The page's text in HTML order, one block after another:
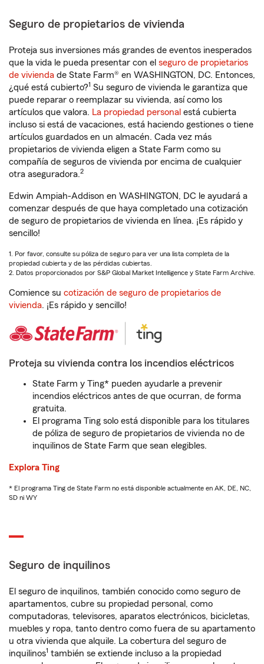
Seguro de propietarios de vivienda
Proteja sus inversiones más grandes de eventos inesperados
que la vida le pueda presentar con el seguro de propietarios
de vivienda de State Farm® en WASHINGTON, DC. Entonces,
¿qué está cubierto?1 Su seguro de vivienda le garantiza que
puede reparar o reemplazar su vivienda, así como los
artículos que valora. La propiedad personal está cubierta
incluso si está de vacaciones, está haciendo gestiones o tiene
artículos guardados en un almacén. Cada vez más
propietarios de vivienda eligen a State Farm como su
compañía de seguros de vivienda por encima de cualquier
otra aseguradora.2
Edwin Ampiah-Addison en WASHINGTON, DC le ayudará a
comenzar después de que haya completado una cotización
de seguro de propietarios de vivienda en línea. ¡Es rápido y
sencillo!
1. Por favor, consulte su póliza de seguro para ver una lista completa de la
propiedad cubierta y de las pérdidas cubiertas.
2. Datos proporcionados por S&P Global Market Intelligence y State Farm Archive.
Comience su cotización de seguro de propietarios de
vivienda. ¡Es rápido y sencillo!
Proteja su vivienda contra los incendios eléctricos
State Farm y Ting* pueden ayudarle a prevenir
incendios eléctricos antes de que ocurran, de forma
gratuita.
El programa Ting solo está disponible para los titulares
de póliza de seguro de propietarios de vivienda no de
inquilinos de State Farm que sean elegibles.
Explora Ting
* El programa Ting de State Farm no está disponible actualmente en AK, DE, NC,
SD ni WY
Seguro de inquilinos
El seguro de inquilinos, también conocido como seguro de
apartamentos, cubre su propiedad personal, como
computadoras, televisores, aparatos electrónicos, bicicletas,
muebles y ropa, tanto dentro como fuera de su apartamento
u otra vivienda que alquile. La cobertura del seguro de
inquilinos1 también se extiende incluso a la propiedad